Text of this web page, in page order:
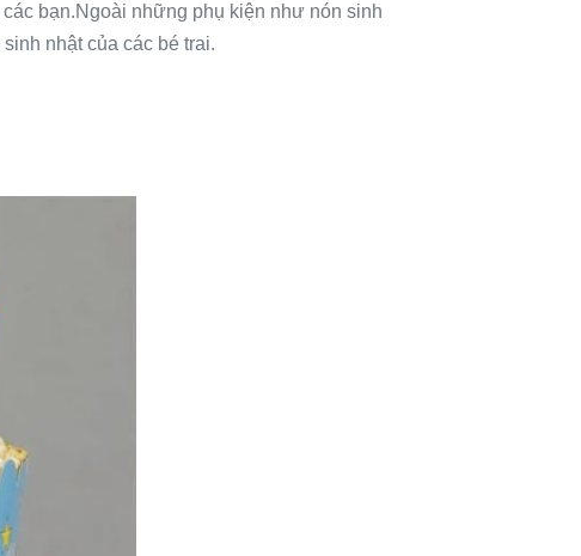
bạn.Ngoài những phụ kiện như nón sinh
nhật của các bé trai.